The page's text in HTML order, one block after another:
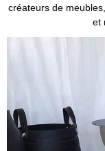
créateurs de
et